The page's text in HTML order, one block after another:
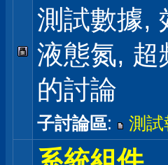
測試數據,
液態氮, 超
的討論
子討論區: 測試